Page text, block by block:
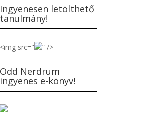
Ingyenesen letölthető
tanulmány!
<img src=" ” />
Odd Nerdrum
ingyenes e-könyv!